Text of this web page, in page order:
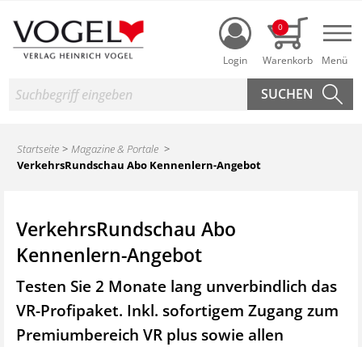
Login
0
Suche
Startseite
Magazine & Portale
VerkehrsRundschau Abo Kennenlern-Angebot
VerkehrsRundschau Abo
Kennenlern-Angebot
Testen Sie 2 Monate lang unverbindlich das
VR-Profipaket. Inkl. sofortigem Zugang zum
Premiumbereich VR plus sowie allen